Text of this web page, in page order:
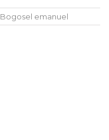
Bogosel emanuel